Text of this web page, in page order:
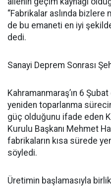
“Fabrikalar aslında
de bu emaneti en iyi
dedi.
Sanayi Deprem Sonrası
Kahramanmaraş’ın 6
yeniden toparlanma
güç olduğunu ifade eden
Kurulu Başkanı Mehmet
fabrikaların kısa sürede
söyledi.
Üretimin başlamasıyla